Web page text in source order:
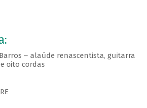
– alaúde renascentista, guitarra
oito cordas